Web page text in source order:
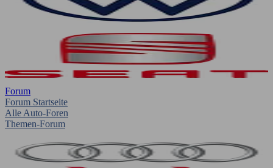
Forum
Forum Startseite
Alle Auto-Foren
Themen-Forum